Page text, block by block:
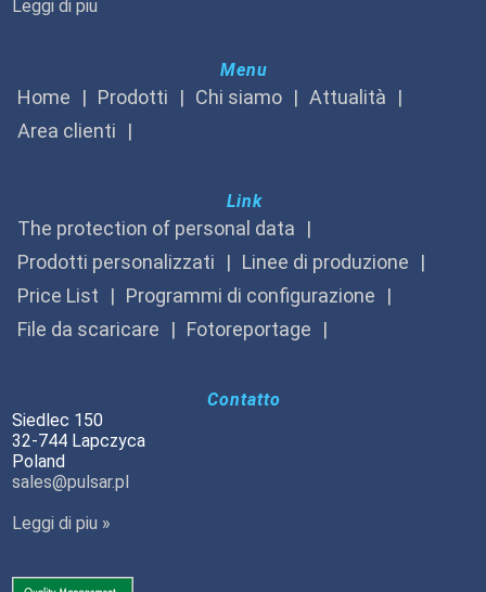
Leggi di piu
Menu
Home Prodotti Chi siamo
Attualità
Area clienti
Link
The protection of personal data
Prodotti personalizzati
Linee di produzione
Price List
Programmi di configurazione
File da scaricare
Fotoreportage
Contatto
Siedlec 150
32-744 Lapczyca
Poland
sales@pulsar.pl
Leggi di piu »